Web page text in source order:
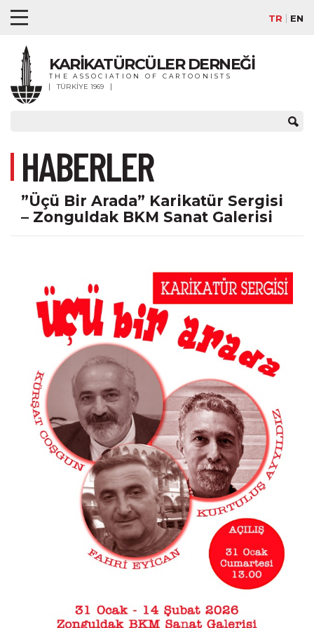
TR EN
KARİKATÜRCÜLER DERNEĞİ
THE ASSOCIATION OF CARTOONISTS
TÜRKİYE 1969
HABERLER
”Üçü Bir Arada” Karikatür Sergisi
– Zonguldak BKM Sanat Galerisi